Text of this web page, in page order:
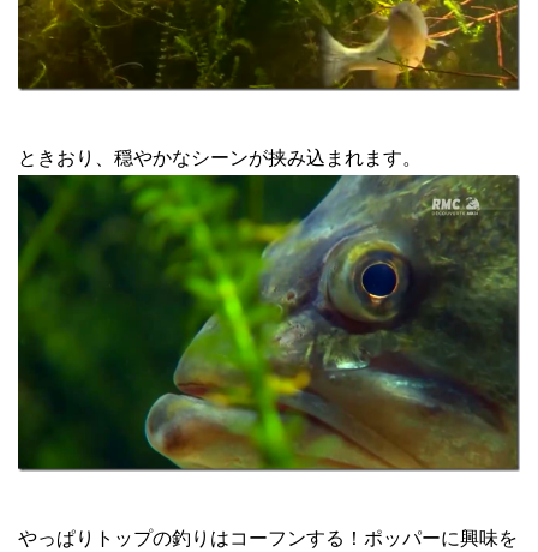
ときおり、穏やかなシーンが挟み込まれます。
やっぱりトップの釣りはコーフンする！ポッパーに興味を